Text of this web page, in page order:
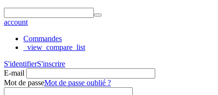
account
Commandes
_view_compare_list
S'identifierS'inscrire
E-mail
Mot de passeMot de passe oublié ?